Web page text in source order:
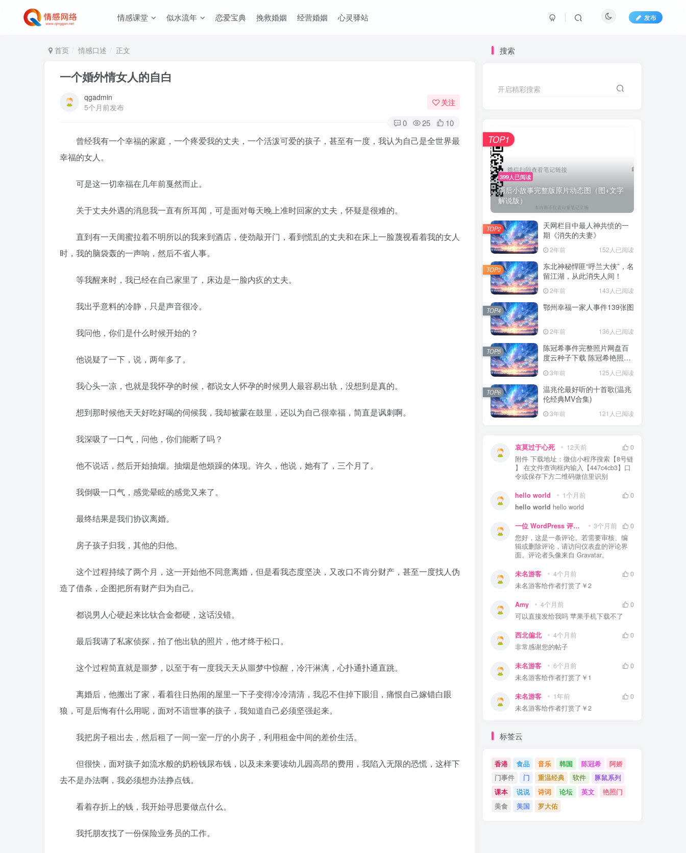
情感课堂 似水流年 恋爱宝典 挽救婚姻 经营婚姻 心灵驿站 发布
首页 情感口述 正文
一个婚外情女人的自白
qgadmin
5个月前发布
关注
0 25 10
曾经我有一个幸福的家庭，一个疼爱我的丈夫，一个活泼可爱的孩子，甚至有一度，我认为自己是全世界最
幸福的女人。
可是这一切幸福在几年前戛然而止。
关于丈夫外遇的消息我一直有所耳闻，可是面对每天晚上准时回家的丈夫，怀疑是很难的。
直到有一天闺蜜拉着不明所以的我来到酒店，使劲敲开门，看到慌乱的丈夫和在床上一脸蔑视看着我的女人
时，我的脑袋轰的一声响，然后不省人事。
等我醒来时，我已经在自己家里了，床边是一脸内疚的丈夫。
我出乎意料的冷静，只是声音很冷。
我问他，你们是什么时候开始的？
他说疑了一下，说，两年多了。
我心头一凉，也就是我怀孕的时候，都说女人怀孕的时候男人最容易出轨，没想到是真的。
想到那时候他天天好吃好喝的伺候我，我却被蒙在鼓里，还以为自己很幸福，简直是讽刺啊。
我深吸了一口气，问他，你们能断了吗？
他不说话，然后开始抽烟。抽烟是他烦躁的体现。许久，他说，她有了，三个月了。
我倒吸一口气，感觉晕眩的感觉又来了。
最终结果是我们协议离婚。
房子孩子归我，其他的归他。
这个过程持续了两个月，这一开始他不同意离婚，但是看我态度坚决，又改口不肯分财产，甚至一度找人伪
造了借条，企图把所有财产归为自己。
都说男人心硬起来比钛合金都硬，这话没错。
最后我请了私家侦探，拍了他出轨的照片，他才终于松口。
这个过程简直就是噩梦，以至于有一度我天天从噩梦中惊醒，冷汗淋漓，心扑通扑通直跳。
离婚后，他搬出了家，看着往日热闹的屋里一下子变得冷冷清清，我忍不住掉下眼泪，痛恨自己嫁错白眼
狼，可是后悔有什么用呢，面对不谙世事的孩子，我知道自己必须坚强起来。
我把房子租出去，然后租了一间一室一厅的小房子，利用租金中间的差价生活。
但很快，面对孩子如流水般的奶粉钱尿布钱，以及未来要读幼儿园高昂的费用，我陷入无限的恐慌，这样下
去不是办法啊，我必须想办法挣点钱。
看着存折上的钱，我开始寻思要做点什么。
我托朋友找了一份保险业务员的工作。
搜索
开启精彩搜索
399人已阅读
雨后小故事完整版原片动态图（图+文字
解说版）
TOP1
天网栏目中最人神共愤的一
期《消失的夫妻》
2年前 152人已阅读
TOP2
东北神秘悍匪“呼兰大侠”，名
留江湖，从此消失人间！
2年前 143人已阅读
TOP3
鄂州幸福一家人事件139张图
2年前 136人已阅读
TOP4
陈冠希事件完整照片网盘百
度云种子下载 陈冠希艳照门
门全部图片观看
3年前 125人已阅读
TOP5
温兆伦最好听的十首歌(温兆
伦经典MV合集)
3年前 121人已阅读
TOP6
哀莫过于心死 12天前
0
附件 下载地址：微信小程序搜索【8号链
】 在文件查询框内输入【447c4cb3】口
令或保存下方二维码微信里识别
hello world 1个月前
0
hello world hello world
一位 WordPress 评论者 3个月前
0
您好，这是一条评论。若需要审核、编
辑或删除评论，请访问仪表盘的评论界
面。评论者头像来自 Gravatar。
未名游客 4个月前
0
未名游客给作者打赏了 ￥2
Amy 4个月前
0
可以直接发给我吗 苹果手机下载不了
西北偏北 4个月前
0
非常感谢您的帖子
未名游客 6个月前
0
未名游客给作者打赏了 ￥1
未名游客 1年前
0
未名游客给作者打赏了 ￥2
标签云
香港 食品 音乐 韩国 陈冠希
阿娇
门事件
门 重温经典 软件
豚鼠系列
课本
说说 诗词 论坛 英文
艳照门
美食
美国 罗大佑